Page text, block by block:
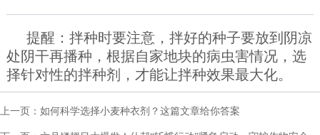
提醒：拌种时要注意，拌好的种子要放到阴凉
处阴干再播种，根据自家地块的病虫害情况，选
择针对性的拌种剂，才能让拌种效果最大化。
上一页： 如何科学选择小麦种衣剂？这篇文章给你答案